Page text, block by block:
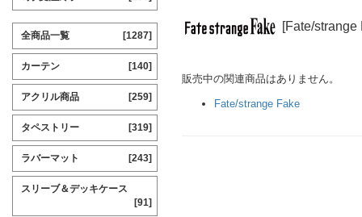
[Fate/strange
販売中の関連商品はありません。
Fate/strange Fake
全商品一覧 [1287]
カーテン [140]
アクリル商品 [259]
タペストリー [319]
ラバーマット [243]
スリーブ＆デッキケース
[91]